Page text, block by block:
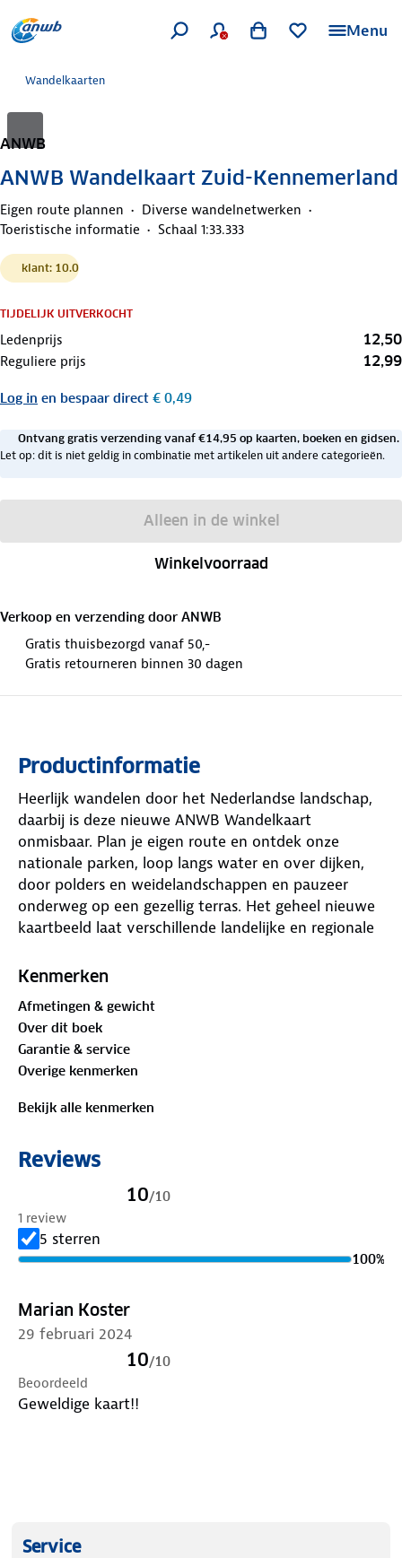
Menu
Wandelkaarten
ANWB
ANWB Wandelkaart Zuid-Kennemerland
Eigen route plannen
Diverse wandelnetwerken
Toeristische informatie
Schaal 1:33.333
klant: 10.0
TIJDELIJK UITVERKOCHT
Ledenprijs 12,50
Reguliere prijs 12,99
Log in en bespaar direct € 0,49
Ontvang gratis verzending vanaf €14,95 op kaarten, boeken en gidsen.
Let op: dit is niet geldig in combinatie met artikelen uit andere categorieën.
Alleen in de winkel
Winkelvoorraad
Verkoop en verzending door ANWB
Gratis thuisbezorgd vanaf 50,-
Gratis retourneren binnen 30 dagen
Productinformatie
Heerlijk wandelen door het Nederlandse landschap,
daarbij is deze nieuwe ANWB Wandelkaart
onmisbaar. Plan je eigen route en ontdek onze
nationale parken, loop langs water en over dijken,
door polders en weidelandschappen en pauzeer
onderweg op een gezellig terras. Het geheel nieuwe
kaartbeeld laat verschillende landelijke en regionale
Wandelpaden), streekpaden en knooppunten. De
horeca, musea en toeristische informatie. In totaal
zijn er 40 wandelregiokaarten verkrijgbaar.
Kenmerken
Afmetingen & gewicht
Over dit boek
Garantie & service
Overige kenmerken
Bekijk alle kenmerken
Reviews
10/10
1 review
5 sterren
100%
Marian Koster
29 februari 2024
10/10
Beoordeeld
Geweldige kaart!!
Service